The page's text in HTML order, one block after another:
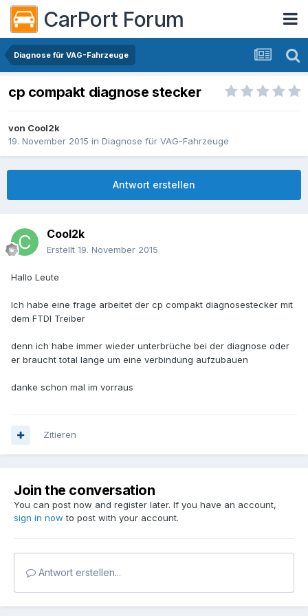
CarPort Forum
Diagnose für VAG-Fahrzeuge
cp compakt diagnose stecker
von Cool2k
19. November 2015 in Diagnose für VAG-Fahrzeuge
Antwort erstellen
Cool2k
Erstellt 19. November 2015
Hallo Leute
Ich habe eine frage arbeitet der cp compakt diagnosestecker mit
dem FTDI Treiber
denn ich habe immer wieder unterbrüche bei der diagnose oder
er braucht total lange um eine verbindung aufzubauen
danke schon mal im vorraus
Zitieren
Join the conversation
You can post now and register later. If you have an account,
sign in now to post with your account.
Antwort erstellen...